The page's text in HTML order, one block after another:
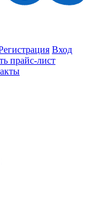
Вход
прайс-лист